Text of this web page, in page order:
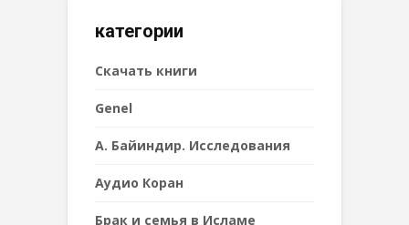
категории
Cкачать книги
Genel
А. Байиндир. Исследования
Аудио Коран
Брак и семья в Исламе